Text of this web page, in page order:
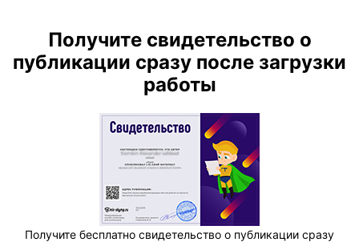
Получите свидетельство о
публикации сразу после загрузки
работы
Получите бесплатно свидетельство о публикации сразу